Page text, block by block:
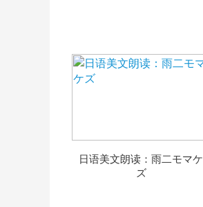
日语美文朗读：雨二モマケ
ズ